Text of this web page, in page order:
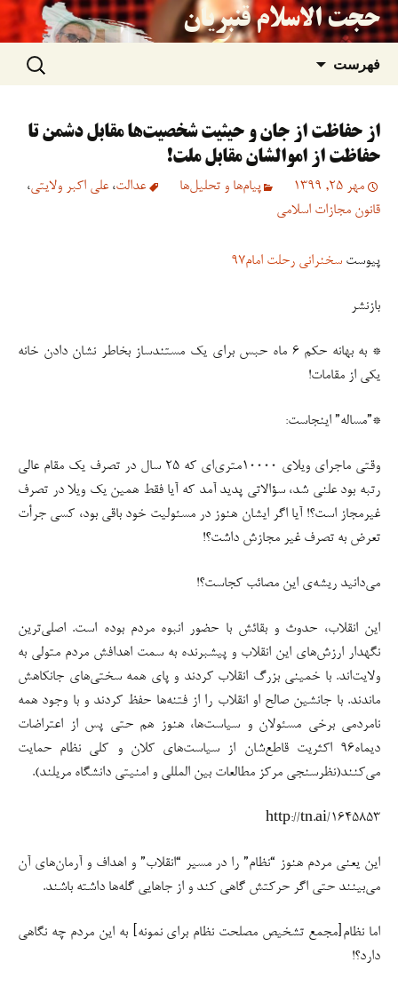
حجت الاسلام قنبریان
فهرست
نوشته‌ها
جستجو
برای:
از حفاظت از جان و حیثیت شخصیت‌ها مقابل دشمن تا
حفاظت از اموالشان مقابل ملت!
مهر 25, 1399 پیام‌ها و تحلیل‌ها عدالت، علی اکبر ولایتی،
قانون مجازات اسلامی
پیوست سخنرانی رحلت امام۹۷
بازنشر
* به بهانه حکم ۶ ماه حبس برای یک مستندساز بخاطر نشان دادن خانه
یکی از مقامات!
*”مساله” اینجاست:
وقتی ماجرای ویلای ۱۰۰۰۰متری‌ای که ۲۵ سال در تصرف یک مقام عالی
رتبه بود علنی شد، سؤالاتی پدید آمد که آیا فقط همین یک ویلا در تصرف
غیرمجاز است؟! آیا اگر ایشان هنوز در مسئولیت خود باقی بود، کسی جرأت
تعرض به تصرف غیر مجازش داشت؟!
می‌دانید ریشه‌ی این مصائب کجاست؟!
این انقلاب، حدوث و بقائش با حضور انبوه مردم بوده است. اصلی‌ترین
نگهدار ارزش‌های این انقلاب و پیشبرنده به سمت اهدافش مردم متولی به
ولایت‌اند. با خمینی بزرگ انقلاب کردند و پای همه سختی‌های جانکاهش
ماندند. با جانشین صالح او انقلاب را از فتنه‌ها حفظ کردند و با وجود همه
نامردمی برخی مسئولان و سیاست‌ها، هنوز هم حتی پس از اعتراضات
دیماه۹۶ اکثریت قاطع‌شان از سیاست‌های کلان و کلی نظام حمایت
می‌کنند(نظرسنجی مرکز مطالعات بین المللی و امنیتی دانشگاه مریلند).
http://tn.ai/1645853
این یعنی مردم هنوز “نظام” را در مسیر “انقلاب” و اهداف و آرمان‌های آن
می‌بینند حتی اگر حرکتش گاهی کند و از جاهایی گله‌ها داشته باشند.
اما نظام[مجمع تشخیص مصلحت نظام برای نمونه] به این مردم چه نگاهی
دارد؟!